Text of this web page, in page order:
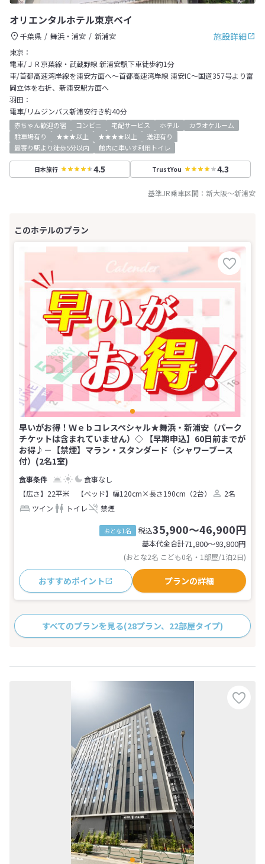
オリエンタルホテル東京ベイ
施設詳細
千葉県 舞浜・浦安
新浦安
東京：
電車/ＪＲ京葉線・武蔵野線 新浦安駅下車徒歩約1分
車/首都高速湾岸線を浦安方面へ～首都高速湾岸線 浦安IC～国道357号より富
岡立体を右折、新浦安駅方面へ
羽田：
電車/リムジンバス新浦安行き約40分
赤ちゃん歓迎の宿 コンビニ 宅配サービス ホテル
カラオケルーム
駐車場有り
★★★以上 ★★★★以上
送迎有り
最寄り駅より徒歩5分以内
館内に車いす利用トイレ
日本旅行 4.5 TrustYou 4.3
基準JR乗車区間： 新大阪～新浦安
早いがお得！Ｗｅｂコレスペシャル★舞浜・新浦安（パーク
チケットは含まれていません）◇ 【早期申込】60日前までが
お得♪－【禁煙】マラン・スタンダード（シャワーブース
付）(2名1室)
食事なし
【広さ】22平米
【ベッド】幅120cm×長さ190cm（2台）
2名
ツイン
トイレ 禁煙
おとな1名 税込35,900～46,900円
基本代金合計71,800〜93,800円
(おとな2名 こども0名・1部屋/1泊2日)
おすすめポイント プランの詳細
すべてのプランを見る(28プラン、22部屋タイプ)